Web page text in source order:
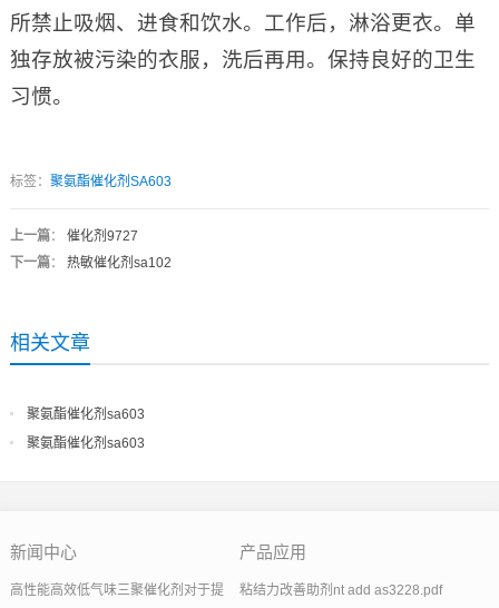
所禁止吸烟、进食和饮水。工作后，淋浴更衣。单
独存放被污染的衣服，洗后再用。保持良好的卫生
习惯。
标签： 聚氨酯催化剂SA603
上一篇： 催化剂9727
下一篇： 热敏催化剂sa102
相关文章
聚氨酯催化剂sa603
聚氨酯催化剂sa603
新闻中心
高性能高效低气味三聚催化剂对于提
产品应用
粘结力改善助剂nt add as3228.pdf